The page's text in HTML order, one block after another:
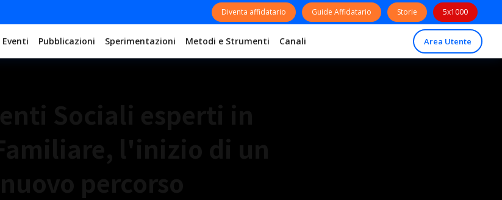
Diventa affidatario Guide Affidatario Storie 5x1000
Eventi Pubblicazioni Sperimentazioni Metodi e Strumenti Canali Area Utente